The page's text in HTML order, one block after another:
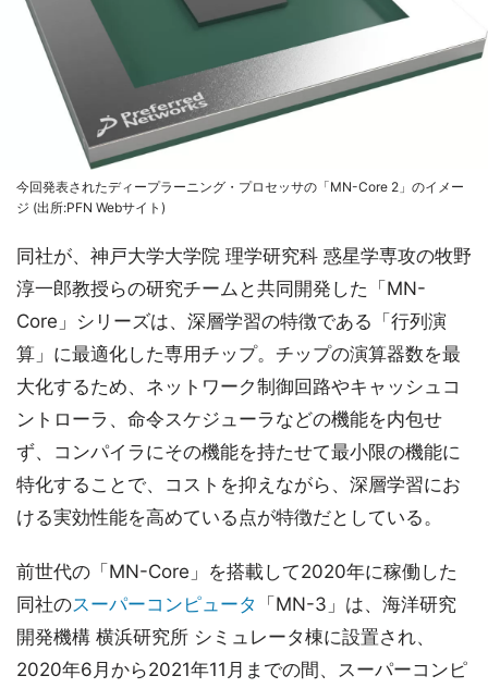
今回発表されたディープラーニング・プロセッサの「MN-Core 2」のイメー
ジ (出所:PFN Webサイト)
同社が、神戸大学大学院 理学研究科 惑星学専攻の牧野
淳一郎教授らの研究チームと共同開発した「MN-
Core」シリーズは、深層学習の特徴である「行列演
算」に最適化した専用チップ。チップの演算器数を最
大化するため、ネットワーク制御回路やキャッシュコ
ントローラ、命令スケジューラなどの機能を内包せ
ず、コンパイラにその機能を持たせて最小限の機能に
特化することで、コストを抑えながら、深層学習にお
ける実効性能を高めている点が特徴だとしている。
前世代の「MN-Core」を搭載して2020年に稼働した
同社のスーパーコンピュータ
「MN-3」は、海洋研究
開発機構 横浜研究所 シミュレータ棟に設置され、
2020年6月から2021年11月までの間、スーパーコンピ